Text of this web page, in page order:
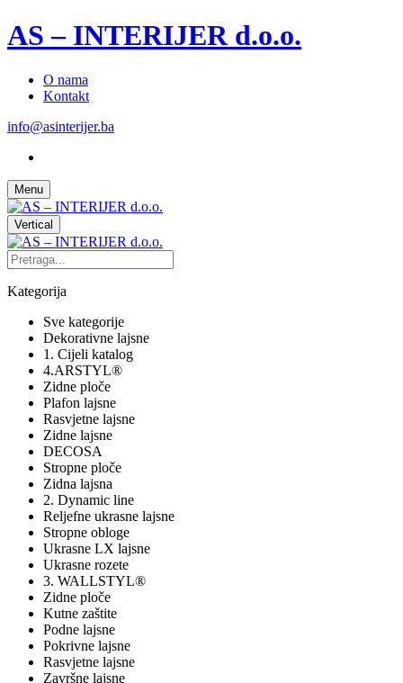
AS – INTERIJER d.o.o.
O nama
Kontakt
info@asinterijer.ba
Menu
Vertical
Kategorija
Sve kategorije
Dekorativne lajsne
1. Cijeli katalog
4.ARSTYL®
Zidne ploče
Plafon lajsne
Rasvjetne lajsne
Zidne lajsne
DECOSA
Stropne ploče
Zidna lajsna
2. Dynamic line
Reljefne ukrasne lajsne
Stropne obloge
Ukrasne LX lajsne
Ukrasne rozete
3. WALLSTYL®
Zidne ploče
Kutne zaštite
Podne lajsne
Pokrivne lajsne
Rasvjetne lajsne
Završne lajsne